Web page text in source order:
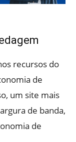
recursos do
de
um site mais
de banda,
de